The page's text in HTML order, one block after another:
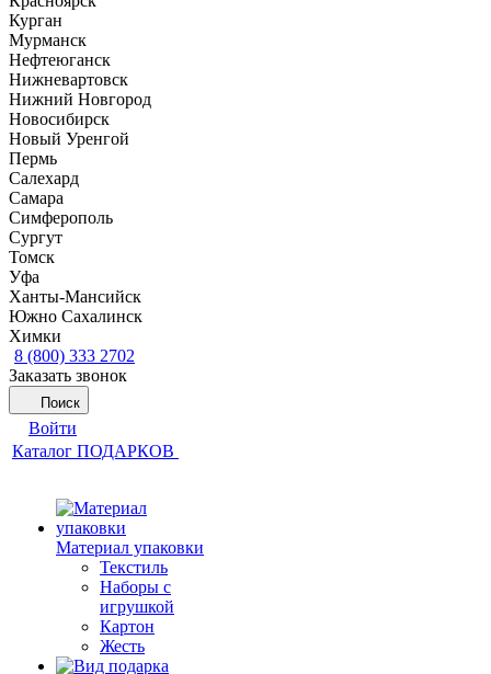
Курган
Мурманск
Нефтеюганск
Нижневартовск
Нижний Новгород
Новосибирск
Новый Уренгой
Пермь
Салехард
Самара
Симферополь
Сургут
Томск
Уфа
Ханты-Мансийск
Южно Сахалинск
Химки
8 (800) 333 2702
Заказать звонок
Поиск
Войти
Каталог ПОДАРКОВ
Материал упаковки
Текстиль
Наборы с
игрушкой
Картон
Жесть